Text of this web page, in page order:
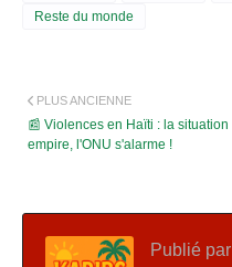
Reste du monde
PLUS ANCIENNE
📰 Violences en Haïti : la situation
empire, l'ONU s'alarme !
Publié par